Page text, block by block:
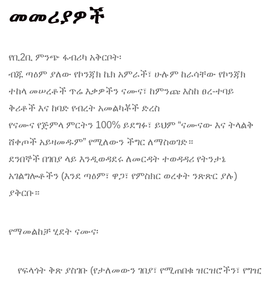
መመሪያዎች
የቢ2ቢ ምንጭ ፋብሪካ አቅርቦት፡
ብጁ ጣዕም ያለው የኮንጃክ ኬክ አምራች፣ ሁሉም ከራሳቸው የኮንጃክ
ተከላ መሠረቶች ጥሬ እቃዎችን ናሙና፣ ከምንጩ እስከ ፀረ-ተባይ
ቅሪቶች እና ከባድ የብረት አመልካቾች ድረስ
የናሙና የጅምላ ምርትን 100% ይደግፉ፣ ይህም “ናሙናው እና ትላልቅ
ሸቀጦች አይዛመዱም” የሚለውን ችግር ለማስወገድ።
ደንበኞች በገበያ ላይ እንዲወዳደሩ ለመርዳት ተወዳዳሪ የትንታኔ
አገልግሎቶችን (እንደ ጣዕም፣ ዋጋ፣ የምስክር ወረቀት ንጽጽር ያሉ)
ያቅርቡ።
የማመልከቻ ሂደት ናሙና፡
የፍላጎት ቅጽ ያስገቡ (የታለመውን ገበያ፣ የሚጠበቁ ዝርዝሮችን፣ የግዢ